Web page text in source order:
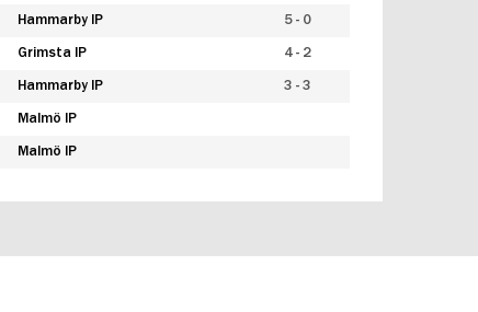
Hammarby IP 5 - 0
Grimsta IP 4 - 2
Hammarby IP 3 - 3
Malmö IP
Malmö IP